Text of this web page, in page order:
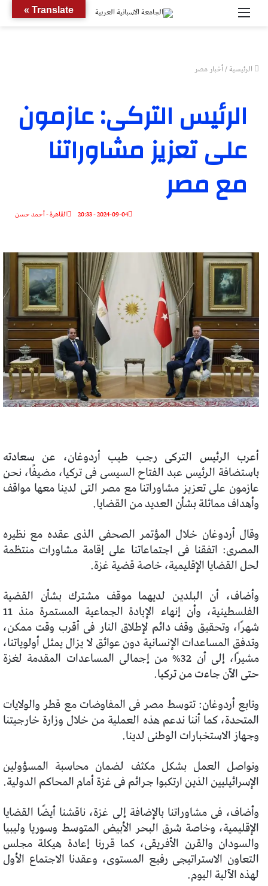
القائمة
الرئيسية/أخبار مصر
الرئيس التركى: عازمون
على تعزيز مشاوراتنا
مع مصر
القاهرة - أحمد حسن 2024-09-04 - 20:33
أعرب الرئيس التركى رجب طيب أردوغان، عن سعادته
باستضافة الرئيس عبد الفتاح السيسى فى تركيا، مضيفًا، نحن
عازمون على تعزيز مشاوراتنا مع مصر التى لدينا معها مواقف
وأهداف مماثلة بشأن العديد من القضايا.
وقال أردوغان خلال المؤتمر الصحفى الذى عقده مع نظيره
المصرى: اتفقنا فى اجتماعاتنا على إقامة مشاورات منتظمة
لحل القضايا الإقليمية، خاصة قضية غزة.
وأضاف، أن البلدين لديهما موقف مشترك بشأن القضية
الفلسطينية، وأن إنهاء الإبادة الجماعية المستمرة منذ 11
شهرًا، وتحقيق وقف دائم لإطلاق النار فى أقرب وقت ممكن،
وتدفق المساعدات الإنسانية دون عوائق لا يزال يمثل أولوياتنا،
مشيرًا، إلى أن 32% من إجمالى المساعدات المقدمة لغزة
حتى الآن جاءت من تركيا.
وتابع أردوغان: تتوسط مصر فى المفاوضات مع قطر والولايات
المتحدة، كما أننا ندعم هذه العملية من خلال وزارة خارجيتنا
وجهاز الاستخبارات الوطنى لدينا.
ونواصل العمل بشكل مكثف لضمان محاسبة المسؤولين
الإسرائيليين الذين ارتكبوا جرائم فى غزة أمام المحاكم الدولية.
وأضاف، فى مشاوراتنا بالإضافة إلى غزة، ناقشنا أيضًا القضايا
الإقليمية، وخاصة شرق البحر الأبيض المتوسط ​​وسوريا وليبيا
والسودان والقرن الأفريقى، كما قررنا إعادة هيكلة مجلس
التعاون الاستراتيجى رفيع المستوى، وعقدنا الاجتماع الأول
لهذه الآلية اليوم.
Translate »